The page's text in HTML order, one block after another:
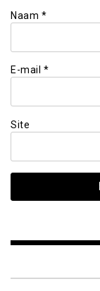
Naam *
E-mail *
Site